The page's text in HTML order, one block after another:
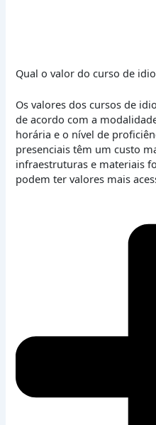
Qual o valor do curso de
Os valores dos cursos de
de acordo com a
horária e o nível de
presenciais têm um custo
infraestruturas e materiais
podem ter valores mais